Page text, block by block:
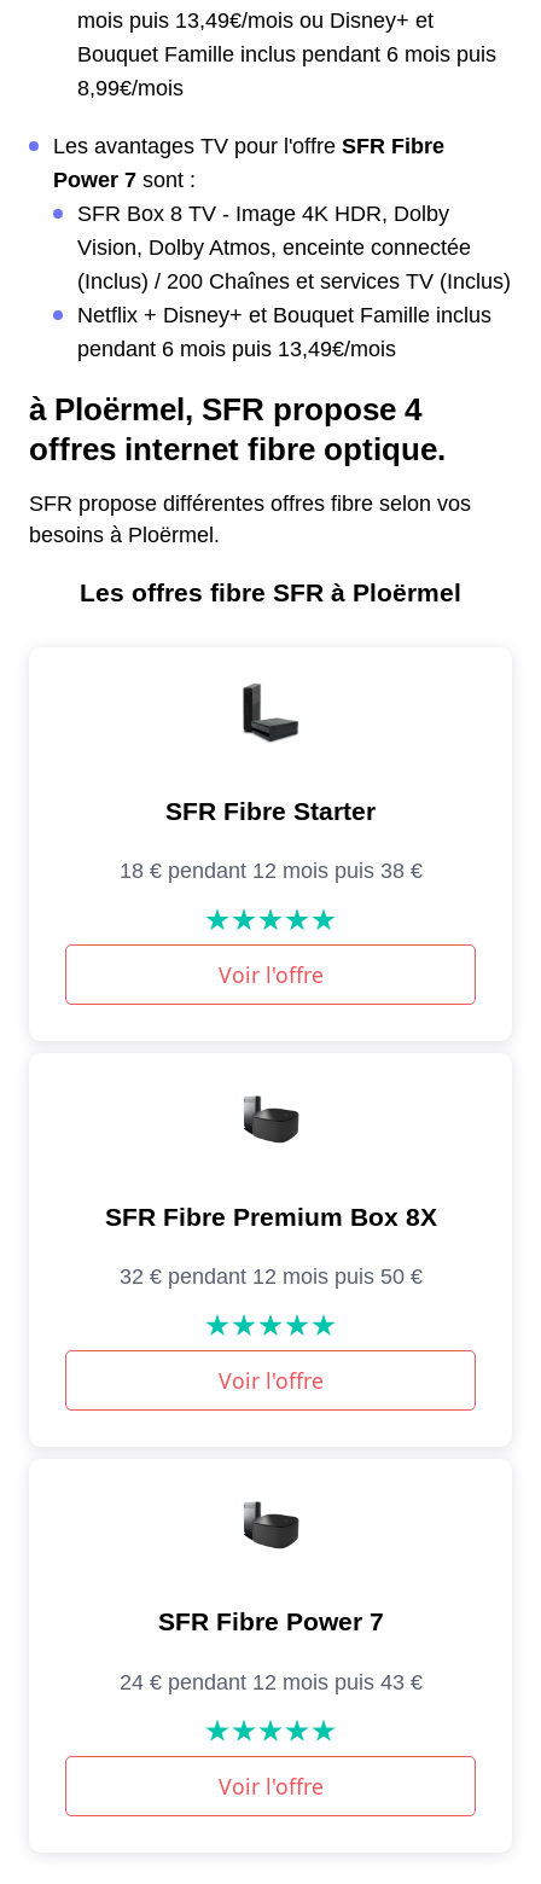
mois puis 13,49€/mois ou Disney+ et
Bouquet Famille inclus pendant 6 mois puis
8,99€/mois
Les avantages TV pour l'offre SFR Fibre
Power 7 sont :
SFR Box 8 TV - Image 4K HDR, Dolby
Vision, Dolby Atmos, enceinte connectée
(Inclus) / 200 Chaînes et services TV (Inclus)
Netflix + Disney+ et Bouquet Famille inclus
pendant 6 mois puis 13,49€/mois
à Ploërmel, SFR propose 4
offres internet fibre optique.
SFR propose différentes offres fibre selon vos
besoins à Ploërmel.